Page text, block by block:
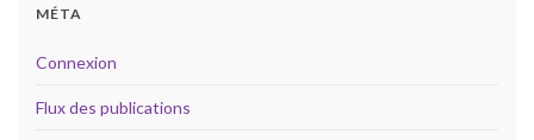
MÉTA
Connexion
Flux des publications